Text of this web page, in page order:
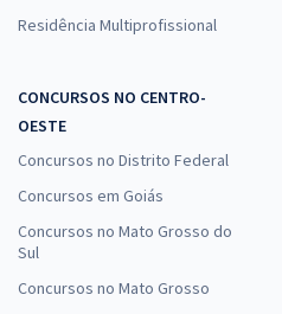
Residência Multiprofissional
CONCURSOS NO CENTRO-
OESTE
Concursos no Distrito Federal
Concursos em Goiás
Concursos no Mato Grosso do
Sul
Concursos no Mato Grosso